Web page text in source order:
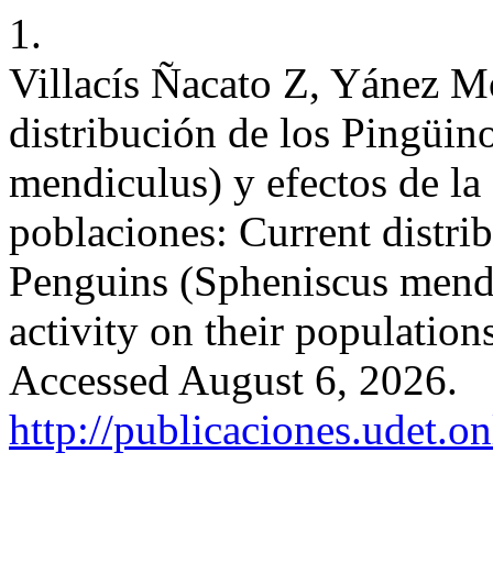
1.
Villacís Ñacato Z, Yánez
distribución de los
mendiculus) y efectos de
poblaciones: Current
Penguins (Spheniscus
activity on their
Accessed August 6, 2026.
http://